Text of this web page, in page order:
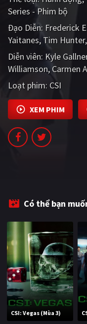
Tổng hợp
CẬP NHẬT
PHIM MỚI
PHIM BỘ
PHIM LẺ
PHIM CHIẾU RẠP
TUYỂN TẬP PHIM
Series - Phim bộ
Đạo Diễn: Frederick
Yaitanes Tim Hunter
Diễn viên: Kyle
Williamson Carmen
Loạt phim: CSI
XEM PHIM
Có thể bạn
CSI: Vegas (Mùa 3)